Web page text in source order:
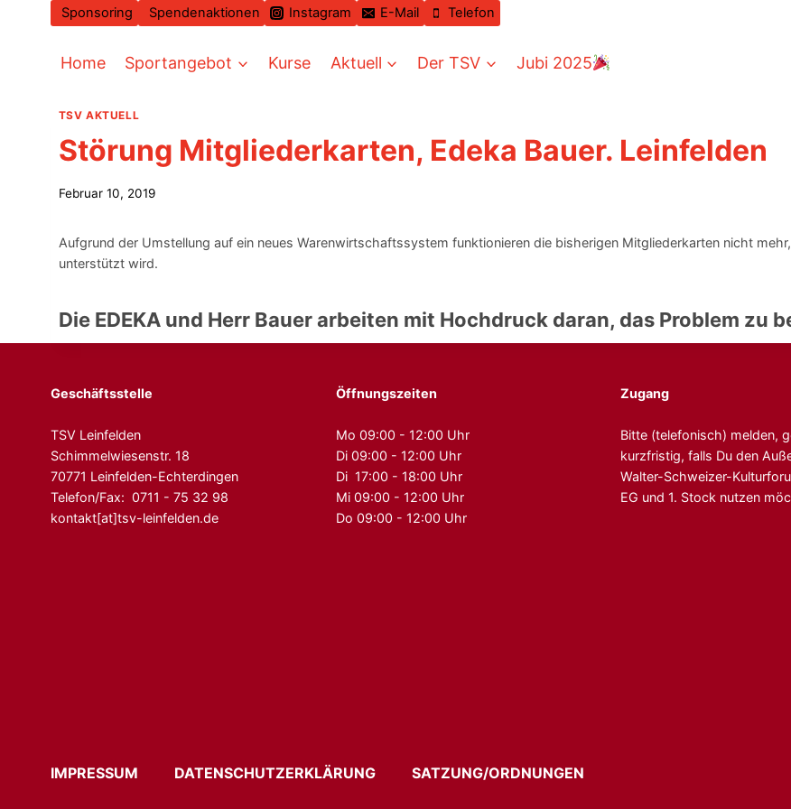
Sponsoring Spendenaktionen Instagram E-Mail Telefon
Home Sportangebot Kurse Aktuell Der TSV Jubi 2025
TSV AKTUELL
Störung Mitgliederkarten, Edeka Bauer. Leinfelden
Februar 10, 2019
Aufgrund der Umstellung auf ein neues Warenwirtschaftssystem funktionieren die bisherigen Mitgliederkarten nicht
unterstützt wird.
Die EDEKA und Herr Bauer arbeiten mit Hochdruck daran, das Problem zu
Geschäftsstelle
TSV Leinfelden
Schimmelwiesenstr. 18
70771 Leinfelden-Echterdingen
Telefon/Fax: 0711 - 75 32 98
kontakt[at]tsv-leinfelden.de
Öffnungszeiten
Mo 09:00 - 12:00 Uhr
Di 09:00 - 12:00 Uhr
Di 17:00 - 18:00 Uhr
Mi 09:00 - 12:00 Uhr
Do 09:00 - 12:00 Uhr
Zugang
Bitte (telefonisch) melden,
kurzfristig, falls Du den
Walter-Schweizer-
EG und 1. Stock nutzen
IMPRESSUM DATENSCHUTZERKLÄRUNG SATZUNG/ORDNUNGEN